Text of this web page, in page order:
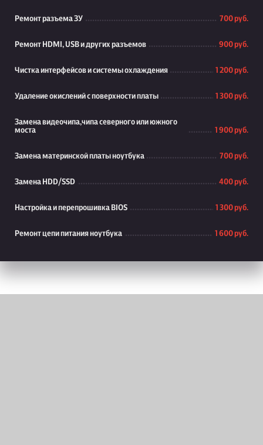
Ремонт разъема ЗУ 700 руб.
Ремонт HDMI, USB и других разъемов 900 руб.
Чистка интерфейсов и системы охлаждения 1 200 руб.
Удаление окислений с поверхности платы 1 300 руб.
Замена видеочипа,чипа северного или южного
моста
1 900 руб.
Замена материнской платы ноутбука 700 руб.
Замена HDD/SSD 400 руб.
Настройка и перепрошивка BIOS 1 300 руб.
Ремонт цепи питания ноутбука 1 600 руб.